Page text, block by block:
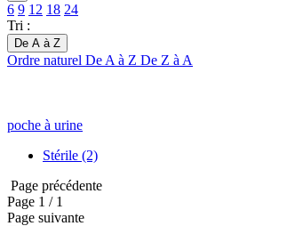
6 9 12 18 24
Tri :
De A à Z
Ordre naturel De A à Z De Z à A
poche à urine
Stérile (2)
Page précédente
Page 1 / 1
Page suivante